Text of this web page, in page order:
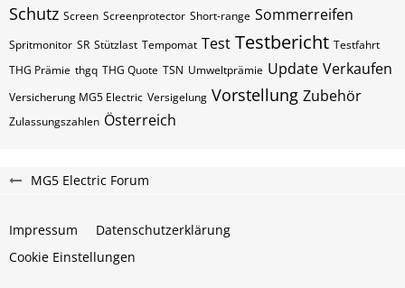
Schutz Screen Screenprotector Short-range Sommerreifen
Spritmonitor SR Stützlast Tempomat Test Testbericht Testfahrt
THG Prämie thgq THG Quote TSN Umweltprämie Update Verkaufen
Versicherung MG5 Electric Versigelung Vorstellung Zubehör
Zulassungszahlen Österreich
MG5 Electric Forum
Impressum
Datenschutzerklärung
Cookie Einstellungen